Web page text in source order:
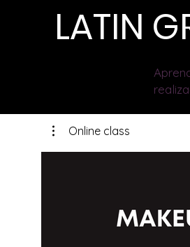
LATIN
Online class